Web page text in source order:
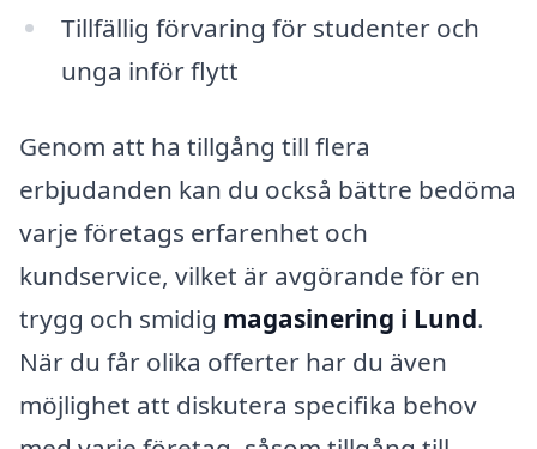
Tillfällig förvaring för studenter och
unga inför flytt
Genom att ha tillgång till flera
erbjudanden kan du också bättre bedöma
varje företags erfarenhet och
kundservice, vilket är avgörande för en
trygg och smidig magasinering i Lund.
När du får olika offerter har du även
möjlighet att diskutera specifika behov